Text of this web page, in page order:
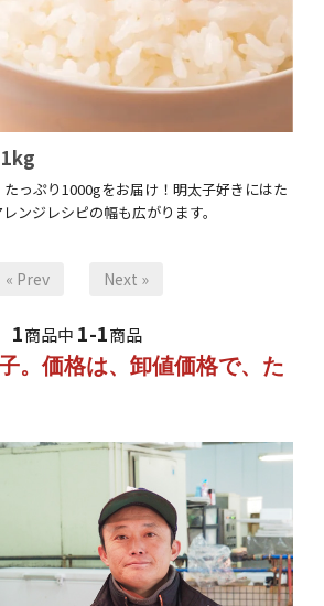
っぷり1000gをお届け！明太子好きにはた
ンジレシピの幅も広がります。
« Prev Next »
1商品中 1-1商品
。価格は、卸値価格で、た